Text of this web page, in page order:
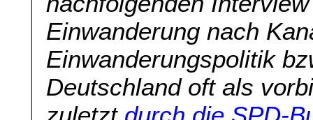
Einwanderung nach
Einwanderungspolitik
Deutschland oft als